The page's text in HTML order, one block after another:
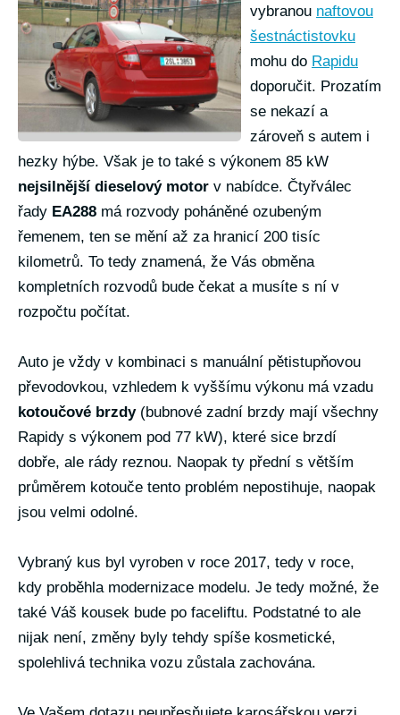
vybranou naftovou
šestnáctistovku
mohu do Rapidu
doporučit. Prozatím
se nekazí a
zároveň s autem i
hezky hýbe. Však je to také s výkonem 85 kW
nejsilnější dieselový motor v nabídce. Čtyřválec
řady EA288 má rozvody poháněné ozubeným
řemenem, ten se mění až za hranicí 200 tisíc
kilometrů. To tedy znamená, že Vás obměna
kompletních rozvodů bude čekat a musíte s ní v
rozpočtu počítat.
Auto je vždy v kombinaci s manuální pětistupňovou
převodovkou, vzhledem k vyššímu výkonu má vzadu
kotoučové brzdy(bubnové zadní brzdy mají všechny
Rapidy s výkonem pod 77 kW), které sice brzdí
dobře, ale rády reznou. Naopak ty přední s větším
průměrem kotouče tento problém nepostihuje, naopak
jsou velmi odolné.
Vybraný kus byl vyroben v roce 2017, tedy v roce,
kdy proběhla modernizace modelu. Je tedy možné, že
také Váš kousek bude po faceliftu. Podstatné to ale
nijak není, změny byly tehdy spíše kosmetické,
spolehlivá technika vozu zůstala zachována.